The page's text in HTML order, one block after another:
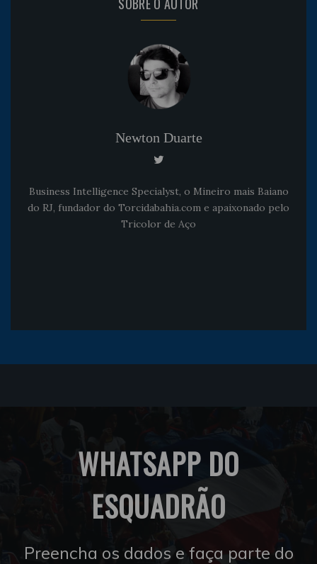
Newton Duarte
Business Intelligence Specialyst, o Mineiro mais Baiano
do RJ, fundador do Torcidabahia.com e apaixonado pelo
Tricolor de Aço
WHATSAPP DO
ESQUADRÃO
Preencha os dados e faça parte do